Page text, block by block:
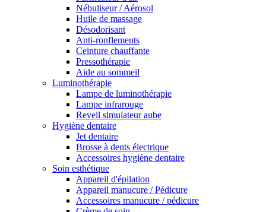
Nébuliseur / Aérosol
Huile de massage
Désodorisant
Anti-ronflements
Ceinture chauffante
Pressothérapie
Aide au sommeil
Luminothérapie
Lampe de luminothérapie
Lampe infrarouge
Reveil simulateur aube
Hygiène dentaire
Jet dentaire
Brosse à dents électrique
Accessoires hygiène dentaire
Soin esthétique
Appareil d'épilation
Appareil manucure / Pédicure
Accessoires manucure / pédicure